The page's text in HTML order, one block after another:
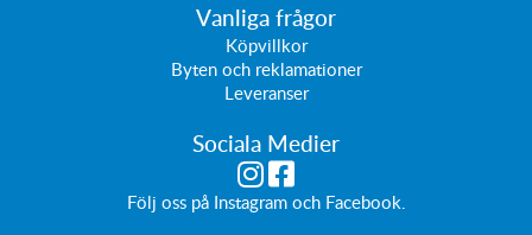
Vanliga frågor
Köpvillkor
Byten och reklamationer
Leveranser
Sociala Medier
Följ oss på Instagramoch Facebook